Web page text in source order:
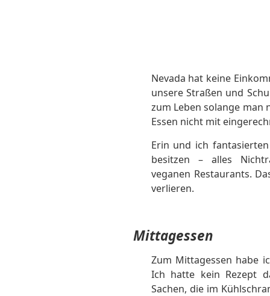
Nevada hat keine
unsere Straßen und
zum Leben solange man
Essen nicht mit
Erin und ich
besitzen – alles
veganen Restaurants.
verlieren.
Mittagessen
Zum Mittagessen habe
Ich hatte kein Rezept
Sachen, die im